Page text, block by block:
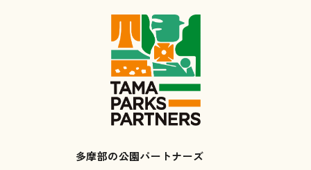
多摩部の公園パートナーズ